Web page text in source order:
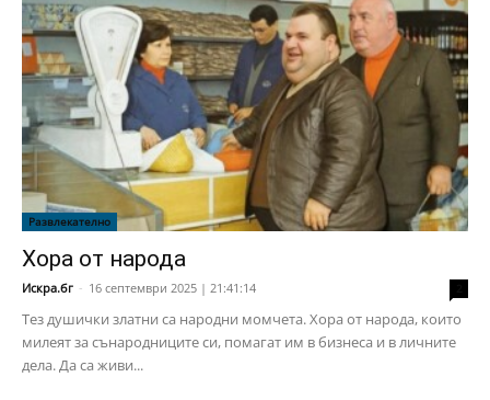
Развлекателно
Хора от народа
Искра.бг - 16 септември 2025 | 21:41:14
Тез душички златни са народни момчета. Хора от народа, които
милеят за сънародниците си, помагат им в бизнеса и в личните
дела. Да са живи...